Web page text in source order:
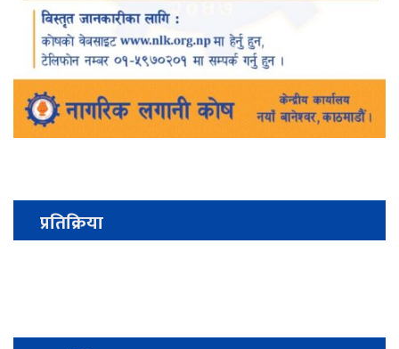
प्रतिक्रिया